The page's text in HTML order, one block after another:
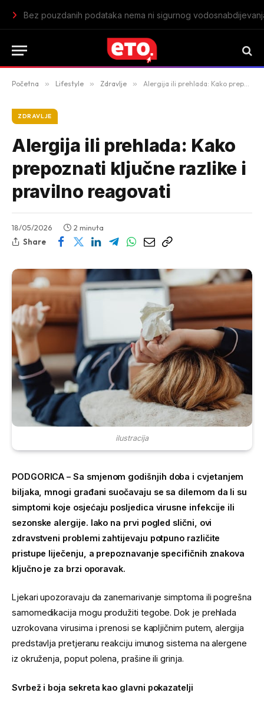
Kad svekrva spakuje kupaći, odmor tek počinje: Sedam
Početna » Lifestyle » Zdravlje » Alergija ili prehlada: Kako prepoznati ključne razlike i pravilno reagovati
ZDRAVLJE
Alergija ili prehlada: Kako
prepoznati ključne razlike i
pravilno reagovati
18/05/2026
2 minuta
Share
ilustracija
PODGORICA – Sa smjenom godišnjih doba i cvjetanjem
biljaka, mnogi građani suočavaju se sa dilemom da li su
simptomi koje osjećaju posljedica virusne infekcije ili
sezonske alergije. Iako na prvi pogled slični, ovi
zdravstveni problemi zahtijevaju potpuno različite
pristupe liječenju, a prepoznavanje specifičnih znakova
ključno je za brzi oporavak.
Ljekari upozoravaju da zanemarivanje simptoma ili pogrešna
samomedikacija mogu produžiti tegobe. Dok je prehlada
uzrokovana virusima i prenosi se kapljičnim putem, alergija
predstavlja pretjeranu reakciju imunog sistema na alergene
iz okruženja, poput polena, prašine ili grinja.
Svrbež i boja sekreta kao glavni pokazatelji